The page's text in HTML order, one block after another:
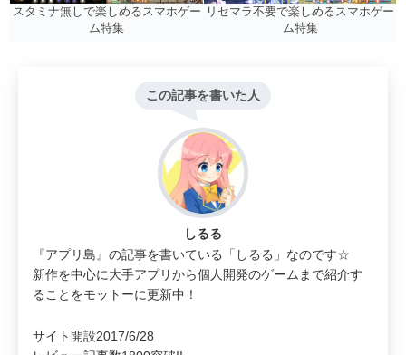
スタミナ無しで楽しめるスマホゲー
ム特集
リセマラ不要で楽しめるスマホゲー
ム特集
この記事を書いた人
しるる
『アプリ島』の記事を書いている「しるる」なのです☆
新作を中心に大手アプリから個人開発のゲームまで紹介す
ることをモットーに更新中！
サイト開設2017/6/28